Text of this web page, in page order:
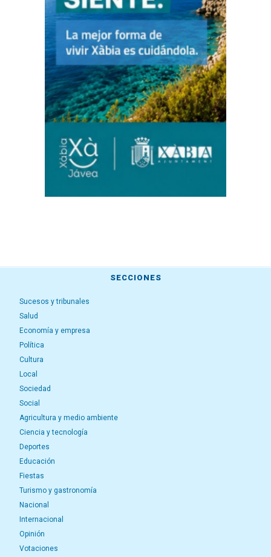
SECCIONES
Sucesos y tribunales
Salud
Economía y empresa
Política
Cultura
Local
Sociedad
Social
Agricultura y medio ambiente
Ciencia y tecnología
Deportes
Educación
Fiestas
Turismo y gastronomía
Nacional
Internacional
Opinión
Votaciones